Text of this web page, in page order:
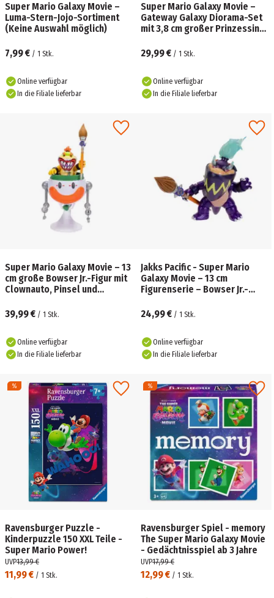
Super Mario Galaxy Movie –
Luma-Stern-Jojo-Sortiment
(Keine Auswahl möglich)
7,99 € / 1 Stk.
Online verfügbar
In die Filiale lieferbar
Super Mario Galaxy Movie –
Gateway Galaxy Diorama-Set
mit 3,8 cm großer Prinzessin
Toad-Figur
29,99 € / 1 Stk.
Online verfügbar
In die Filiale lieferbar
Super Mario Galaxy Movie – 13
cm große Bowser Jr.-Figur mit
Clownauto, Pinsel und
Enthüllungsaufklebern
39,99 € / 1 Stk.
Online verfügbar
In die Filiale lieferbar
Jakks Pacific - Super Mario
Galaxy Movie – 13 cm
Figurenserie – Bowser Jr.-
24,99 € / 1 Stk.
Online verfügbar
In die Filiale lieferbar
Ravensburger Puzzle -
Kinderpuzzle 150 XXL Teile -
Super Mario Power!
11,99 € / 1 Stk.
UVP13,99 €
Ravensburger Spiel - memory
The Super Mario Galaxy Movie
- Gedächtnisspiel ab 3 Jahre
12,99 € / 1 Stk.
UVP17,99 €